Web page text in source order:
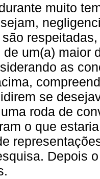
muito
um(a) maior
as
se
roda de
o que
Depois